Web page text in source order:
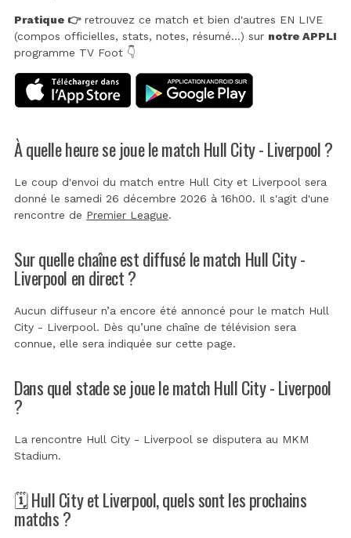
Pratique 👉retrouvez ce match et bien d'autres EN LIVE
(compos officielles, stats, notes, résumé...) sur notre APPLI
programme TV Foot 👇
À quelle heure se joue le match Hull City - Liverpool ?
Le coup d'envoi du match entre Hull City et Liverpool sera
donné le samedi 26 décembre 2026 à 16h00. Il s'agit d'une
rencontre de Premier League.
Sur quelle chaîne est diffusé le match Hull City -
Liverpool en direct ?
Aucun diffuseur n’a encore été annoncé pour le match Hull
City - Liverpool. Dès qu’une chaîne de télévision sera
connue, elle sera indiquée sur cette page.
Dans quel stade se joue le match Hull City - Liverpool
?
La rencontre Hull City - Liverpool se disputera au MKM
Stadium.
🗓️ Hull City et Liverpool, quels sont les prochains
matchs ?